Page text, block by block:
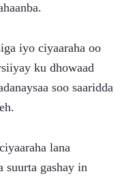
iyo ciyaaraha oo
ku dhowaad
soo saaridda
lana
suurta gashay in